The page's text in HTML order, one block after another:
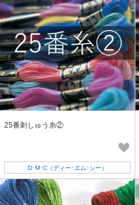
25番刺しゅう糸②
D･M･C（ディー･エム･シー）